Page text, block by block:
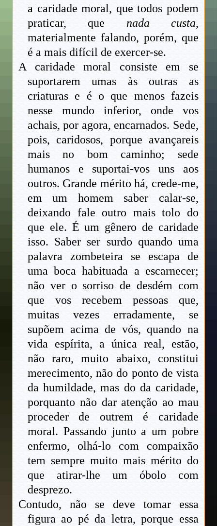
a caridade moral, que todos podem
praticar, que nada custa,
materialmente falando, porém, que
é a mais difícil de exercer-se.
A caridade moral consiste em se
suportarem umas às outras as
criaturas e é o que menos fazeis
nesse mundo inferior, onde vos
achais, por agora, encarnados. Sede,
pois, caridosos, porque avançareis
mais no bom caminho; sede
humanos e suportai-vos uns aos
outros. Grande mérito há, crede-me,
em um homem saber calar-se,
deixando fale outro mais tolo do
que ele. É um gênero de caridade
isso. Saber ser surdo quando uma
palavra zombeteira se escapa de
uma boca habituada a escarnecer;
não ver o sorriso de desdém com
que vos recebem pessoas que,
muitas vezes erradamente, se
supõem acima de vós, quando na
vida espírita, a única real, estão,
não raro, muito abaixo, constitui
merecimento, não do ponto de vista
da humildade, mas do da caridade,
porquanto não dar atenção ao mau
proceder de outrem é caridade
moral. Passando junto a um pobre
enfermo, olhá-lo com compaixão
tem sempre muito mais mérito do
que atirar-lhe um óbolo com
desprezo.
Contudo, não se deve tomar essa
figura ao pé da letra, porque essa